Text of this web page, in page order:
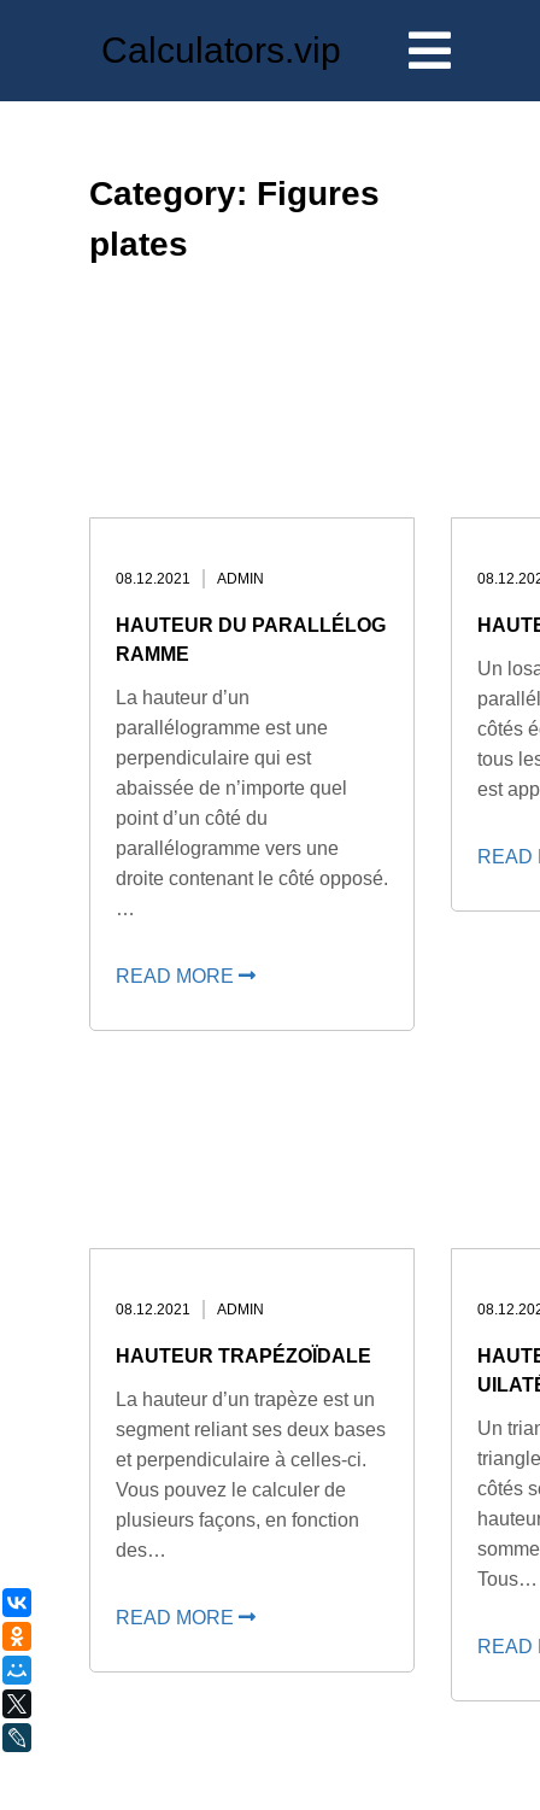
Calculators.vip
Category: Figures
plates
08.12.2021 ADMIN
HAUTEUR DU PARALLÉLOG
RAMME
La hauteur d’un
parallélogramme est une
perpendiculaire qui est
abaissée de n’importe quel
point d’un côté du
parallélogramme vers une
droite contenant le côté opposé.
…
READ MORE
Un
côtés
tous
est
READ
08.12.2021 ADMIN
HAUTEUR TRAPÉZOÏDALE
La hauteur d’un trapèze est un
segment reliant ses deux bases
et perpendiculaire à celles-ci.
Vous pouvez le calculer de
plusieurs façons, en fonction
des…
READ MORE
Un
côtés
Tous…
READ
Мой Мир